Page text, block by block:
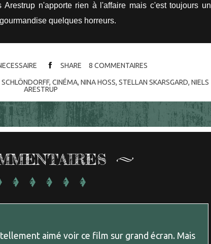
Arestrup n'apporte rien à l'affaire mais c'est toujours un
quelques horreurs.
SHARE 8 COMMENTAIRES
,CINÉMA,NINA HOSS,STELLAN SKARSGARD,NIELS
ARESTRUP
aimé voir ce film sur grand écran. Mais